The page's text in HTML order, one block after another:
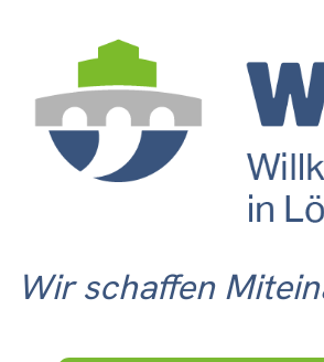
Wir schaffen